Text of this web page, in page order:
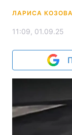
ЛАРИСА КОЗОВА
11:09, 01.09.25